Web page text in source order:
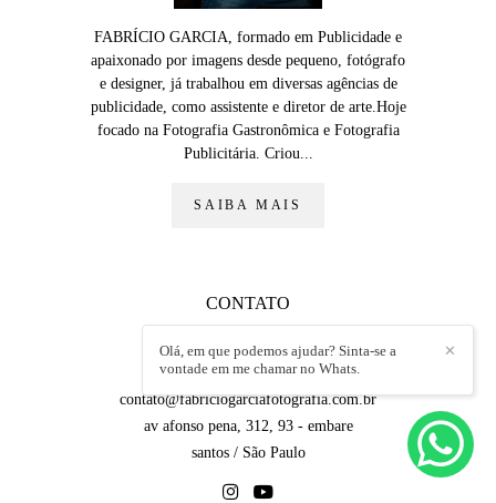
FABRÍCIO GARCIA, formado em Publicidade e
apaixonado por imagens desde pequeno, fotógrafo
e designer, já trabalhou em diversas agências de
publicidade, como assistente e diretor de arte.Hoje
focado na Fotografia Gastronômica e Fotografia
Publicitária. Criou...
SAIBA MAIS
CONTATO
+5513988677298
Enviar mensagem
contato@fabriciogarciafotografia.com.br
av afonso pena, 312, 93 - embare
santos / São Paulo
✕
Olá, em que podemos ajudar? Sinta-se a
vontade em me chamar no Whats.